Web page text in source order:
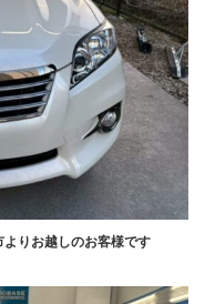
よりお越しのお客様です